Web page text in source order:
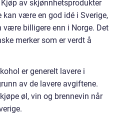
av skjønnhetsprodukter
være en god idé i Sverige,
være billigere enn i Norge. Det
merker som er verdt å
er generelt lavere i
av de lavere avgiftene.
øl, vin og brennevin når